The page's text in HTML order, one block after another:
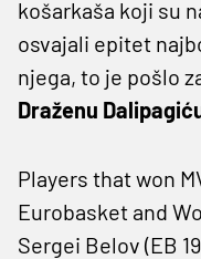
košarkaša koji su
osvajali epitet
njega, to je pošlo
Draženu
Players that won
Eurobasket and
Sergei Belov (EB